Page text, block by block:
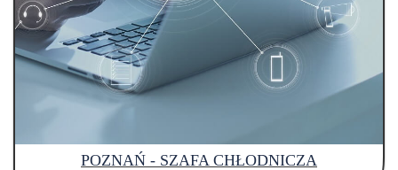
POZNAŃ - SZAFA CHŁODNICZA